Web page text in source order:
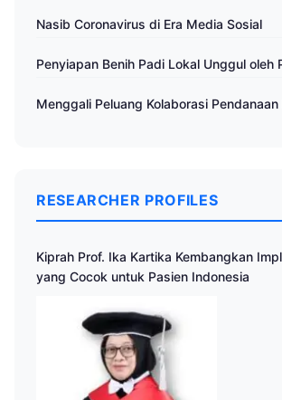
Nasib Coronavirus di Era Media Sosial
Penyiapan Benih Padi Lokal Unggul oleh
Menggali Peluang Kolaborasi Pendanaan
RESEARCHER PROFILES
Kiprah Prof. Ika Kartika Kembangkan
yang Cocok untuk Pasien Indonesia